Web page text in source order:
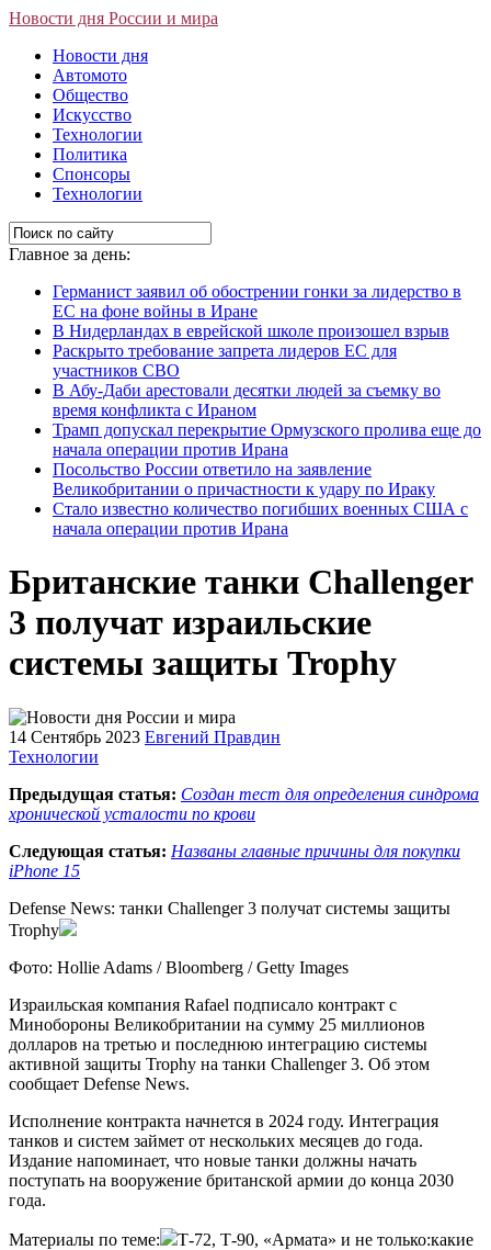
Новости дня России и мира
Новости дня
Автомото
Общество
Искусство
Технологии
Политика
Спонсоры
Технологии
Главное за день:
Германист заявил об обострении гонки за лидерство в
ЕС на фоне войны в Иране
В Нидерландах в еврейской школе произошел взрыв
Раскрыто требование запрета лидеров ЕС для
участников СВО
В Абу-Даби арестовали десятки людей за съемку во
время конфликта с Ираном
Трамп допускал перекрытие Ормузского пролива еще до
начала операции против Ирана
Посольство России ответило на заявление
Великобритании о причастности к удару по Ираку
Стало известно количество погибших военных США с
начала операции против Ирана
Британские танки Challenger
3 получат израильские
системы защиты Trophy
14 Сентябрь 2023 Евгений Правдин
Технологии
Предыдущая статья: Создан тест для определения синдрома
хронической усталости по крови
Следующая статья: Названы главные причины для покупки
iPhone 15
Defense News: танки Challenger 3 получат системы защиты
Trophy
Фото: Hollie Adams / Bloomberg / Getty Images
Израильская компания Rafael подписало контракт с
Минобороны Великобритании на сумму 25 миллионов
долларов на третью и последнюю интеграцию системы
активной защиты Trophy на танки Challenger 3. Об этом
сообщает Defense News.
Исполнение контракта начнется в 2024 году. Интеграция
танков и систем займет от нескольких месяцев до года.
Издание напоминает, что новые танки должны начать
поступать на вооружение британской армии до конца 2030
года.
Материалы по теме:
Т-72, Т-90, «Армата» и не только:какие